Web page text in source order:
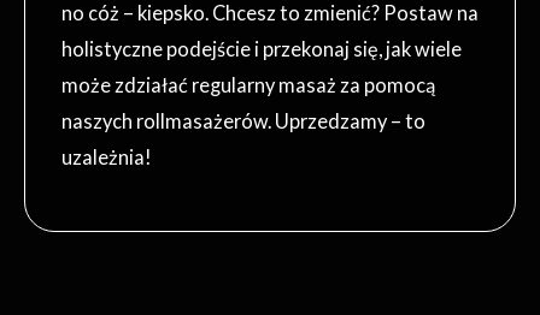
no cóż – kiepsko. Chcesz to zmienić? Postaw na
holistyczne podejście i przekonaj się, jak wiele
może zdziałać regularny masaż za pomocą
naszych rollmasażerów. Uprzedzamy – to
uzależnia!